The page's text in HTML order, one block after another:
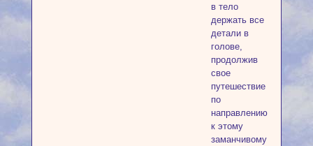
в тело
держать все
детали в
голове,
продолжив
свое
путешествие
по
направлению
к этому
заманчивому